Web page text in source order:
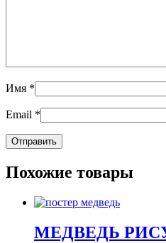
Имя *
Email *
Похожие товары
МЕДВЕДЬ